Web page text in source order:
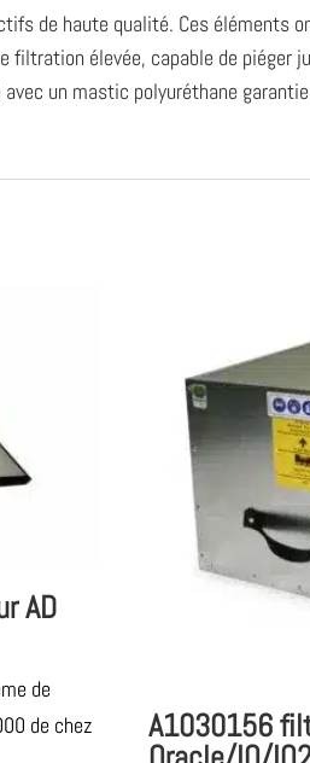
de haute qualité. Ces éléments
élevée, capable de piéger
un mastic polyuréthane
AD
de
de chez
A1030156